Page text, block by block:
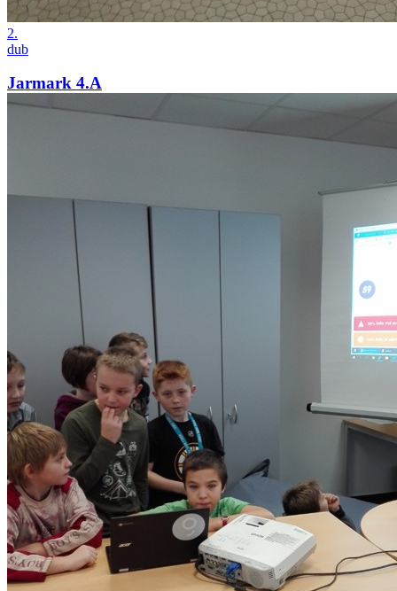
2.
dub
Jarmark 4.A